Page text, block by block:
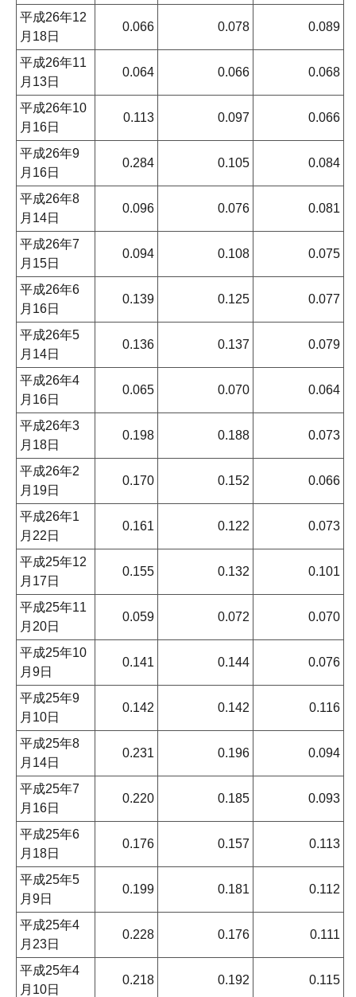
平成26年12
月18日
0.066 0.078 0.089
平成26年11
月13日
0.064 0.066 0.068
平成26年10
月16日
0.113 0.097 0.066
平成26年9
月16日
0.284 0.105 0.084
平成26年8
月14日
0.096 0.076 0.081
平成26年7
月15日
0.094 0.108 0.075
平成26年6
月16日
0.139 0.125 0.077
平成26年5
月14日
0.136 0.137 0.079
平成26年4
月16日
0.065 0.070 0.064
平成26年3
月18日
0.198 0.188 0.073
平成26年2
月19日
0.170 0.152 0.066
平成26年1
月22日
0.161 0.122 0.073
平成25年12
月17日
0.155 0.132 0.101
平成25年11
月20日
0.059 0.072 0.070
平成25年10
月9日
0.141 0.144 0.076
平成25年9
月10日
0.142 0.142 0.116
平成25年8
月14日
0.231 0.196 0.094
平成25年7
月16日
0.220 0.185 0.093
平成25年6
月18日
0.176 0.157 0.113
平成25年5
月9日
0.199 0.181 0.112
平成25年4
月23日
0.228 0.176 0.111
平成25年4
月10日
0.218 0.192 0.115